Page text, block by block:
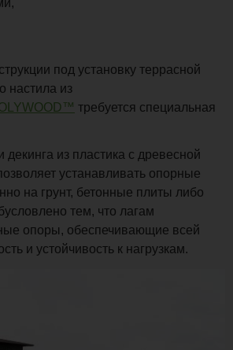
под установку террасной
настила из
требуется специальная
декинга из пластика с древесной
устанавливать опорные
на грунт, бетонные плиты либо
тем, что лагам
опоры, обеспечивающие всей
и устойчивость к нагрузкам.